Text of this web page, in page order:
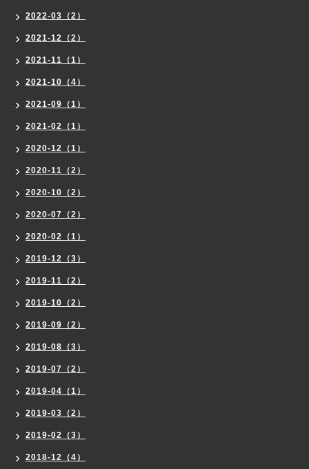
2022-03（2）
2021-12（2）
2021-11（1）
2021-10（4）
2021-09（1）
2021-02（1）
2020-12（1）
2020-11（2）
2020-10（2）
2020-07（2）
2020-02（1）
2019-12（3）
2019-11（2）
2019-10（2）
2019-09（2）
2019-08（3）
2019-07（2）
2019-04（1）
2019-03（2）
2019-02（3）
2018-12（4）